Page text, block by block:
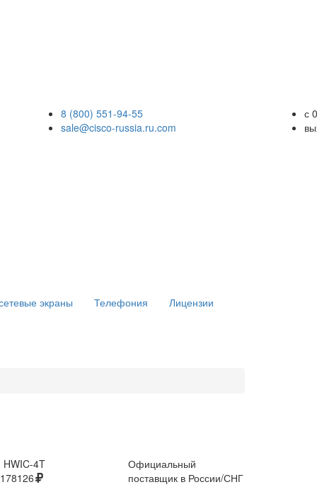
8 (800) 551-94-55
sale@cisco-russia.ru.com
с
экраны Телефония Лицензии
HWIC-4T
Официальный
поставщик в России/СНГ